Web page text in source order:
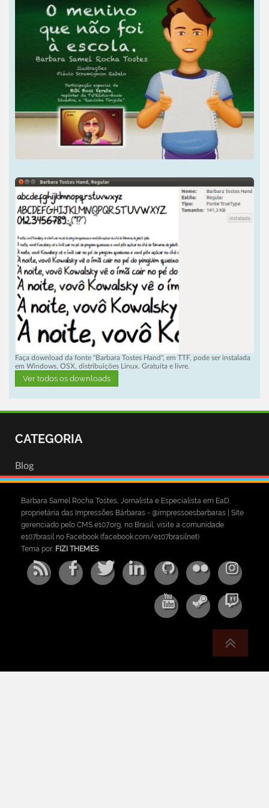
Faça download da fonte "Barbara Tostes Hand", em TTF, pode ser instalada
em Windows, OSX, distribuições Linux. Gratuita e livre.
Ver todos os downloads
CATEGORIA
Blog
Barbara Samel Rocha Tostes, Jornalista e Especialista em EaD,
proprietária das Impressões Bárbaras - @impressoesbarbaras | Site
gerenciado pelo CMS e107.org, no Brasil, visite a comunidade
e107brasil no Facebook (facebook.com/e107brasilnet)
Tema por: FIZI THEMES